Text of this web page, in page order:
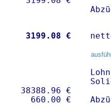
3199.08 €
38388.96 €